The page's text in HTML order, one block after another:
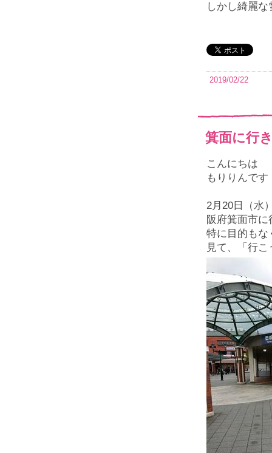
しかし綺麗
2019/02/22
箕面に行
こんにちは
もりりんです
2月20日（水
阪府箕面市
特に目的もな
見て、「行